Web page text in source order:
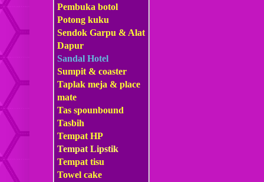
Pembuka botol
Potong kuku
Sendok Garpu & Alat
Dapur
Sandal Hotel
Sumpit & coaster
Taplak meja & place
mate
Tas spounbound
Tasbih
Tempat HP
Tempat Lipstik
Tempat tisu
Towel cake